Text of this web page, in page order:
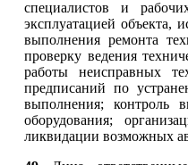
специалистов и
эксплуатацией объекта,
выполнения ремонта
проверку ведения
работы неисправных
предписаний по
выполнения; контроль
оборудования;
ликвидации возможных